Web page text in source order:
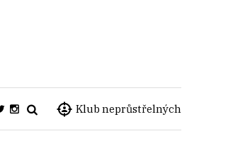
Klub neprůstřelných